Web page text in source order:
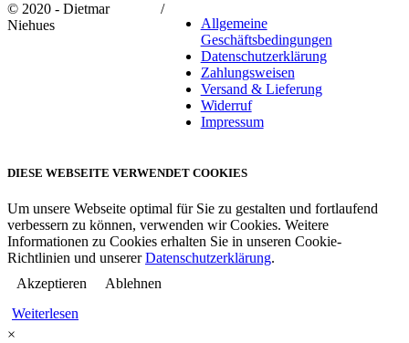
© 2020 - Dietmar
Niehues
/
Allgemeine
Geschäftsbedingungen
Datenschutzerklärung
Zahlungsweisen
Versand & Lieferung
Widerruf
Impressum
DIESE WEBSEITE VERWENDET COOKIES
Um unsere Webseite optimal für Sie zu gestalten und fortlaufend
verbessern zu können, verwenden wir Cookies. Weitere
Informationen zu Cookies erhalten Sie in unseren Cookie-
Richtlinien und unsererDatenschutzerklärung.
Akzeptieren
Ablehnen
Weiterlesen
×